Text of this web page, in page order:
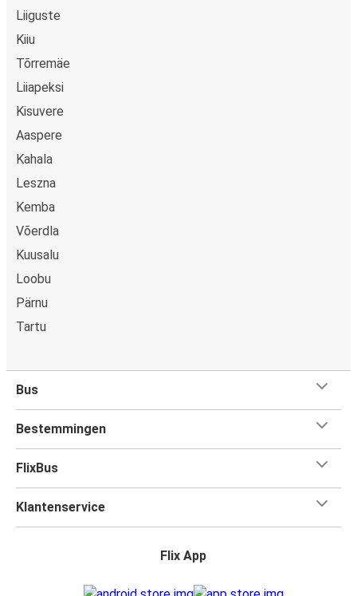
Liiguste
Kiiu
Tõrremäe
Liiapeksi
Kisuvere
Aaspere
Kahala
Leszna
Kemba
Võerdla
Kuusalu
Loobu
Pärnu
Tartu
Bus
Bestemmingen
FlixBus
Klantenservice
Flix App